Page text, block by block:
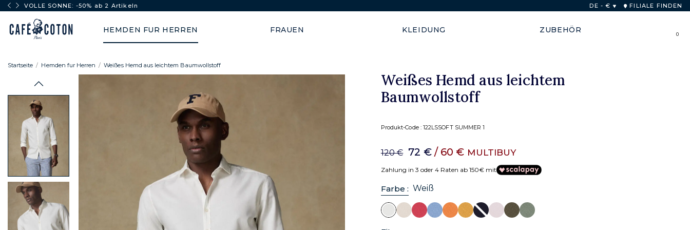
VOLLE SONNE: -50% ab 2 Artikeln DE - € FILIALE FINDEN
HEMDEN FUR HERREN FRAUEN KLEIDUNG ZUBEHÖR 0
Startseite Hemden fur Herren Weißes Hemd aus leichtem Baumwollstoff
Weißes Hemd aus leichtem
Baumwollstoff
Produkt-Code : 122LSSOFT SUMMER 1
120 € 72 €/ 60 € MULTIBUY
Zahlung in 3 oder 4 Raten ab 150€ mit
Farbe : Weiß